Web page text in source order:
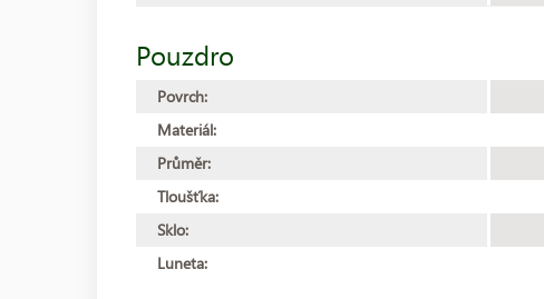
Pouzdro
Povrch:
Materiál:
Průměr:
Tloušťka:
Sklo:
Luneta: